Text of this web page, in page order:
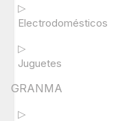
▷
Electrodomésticos
▷
Juguetes
GRANMA
▷